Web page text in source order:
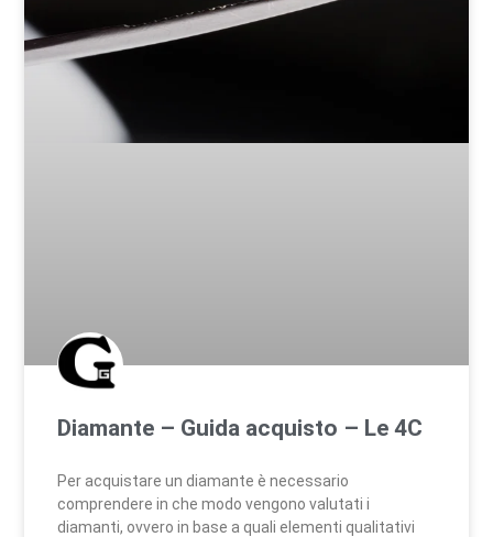
Diamante – Guida acquisto – Le 4C
Per acquistare un diamante è necessario
comprendere in che modo vengono valutati i
diamanti, ovvero in base a quali elementi qualitativi